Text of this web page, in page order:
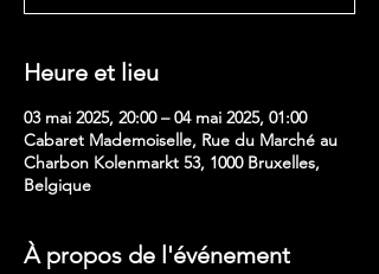
Heure et lieu
03 mai 2025, 20:00 – 04 mai 2025, 01:00
Cabaret Mademoiselle, Rue du Marché au
Charbon Kolenmarkt 53, 1000 Bruxelles,
Belgique
À propos de l'événement